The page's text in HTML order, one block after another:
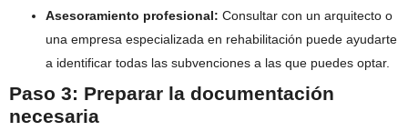
Asesoramiento profesional: Consultar con un arquitecto o
una empresa especializada en rehabilitación puede ayudarte
a identificar todas las subvenciones a las que puedes optar.
Paso 3: Preparar la documentación
necesaria